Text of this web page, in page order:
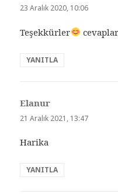
ki:
23 Aralık 2020, 10:06
Teşekkürler
YANITLA
Elanur
ki:
21 Aralık 2021, 13:47
Harika
YANITLA